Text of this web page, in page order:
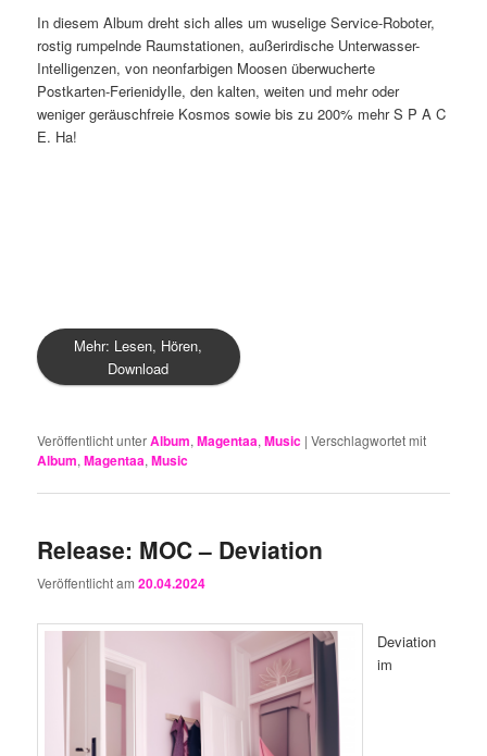
In diesem Album dreht sich alles um wuselige Service-Roboter,
rostig rumpelnde Raumstationen, außerirdische Unterwasser-
Intelligenzen, von neonfarbigen Moosen überwucherte
Postkarten-Ferienidylle, den kalten, weiten und mehr oder
weniger geräuschfreie Kosmos sowie bis zu 200% mehr S P A C
E. Ha!
Mehr: Lesen, Hören,
Download
Veröffentlicht unterAlbum,Magentaa,Music |Verschlagwortet mit
Album,Magentaa,Music
Release: MOC – Deviation
Veröffentlicht am20.04.2024
Deviation
im